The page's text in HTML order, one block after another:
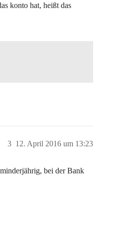
konto hat, heißt das
12. April 2016 um 13:23
3
bei der Bank